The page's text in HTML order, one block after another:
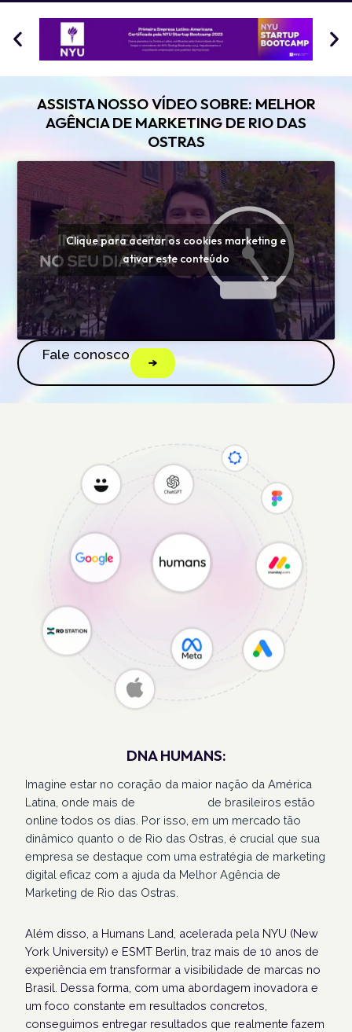
ASSISTA NOSSO VÍDEO SOBRE: MELHOR
AGÊNCIA DE MARKETING DE RIO DAS
OSTRAS
Clique para aceitar os cookies marketing e
ativar este conteúdo
Fale conosco
DNA HUMANS:
Imagine estar no coração da maior nação da América
Latina, onde mais de
de brasileiros estão
online todos os dias. Por isso, em um mercado tão
dinâmico quanto o de Rio das Ostras, é crucial que sua
empresa se destaque com uma estratégia de marketing
digital eficaz com a ajuda da Melhor Agência de
Marketing de Rio das Ostras.
Além disso, a Humans Land, acelerada pela NYU (New
York University) e ESMT Berlin, traz mais de 10 anos de
experiência em transformar a visibilidade de marcas no
Brasil. Dessa forma, com uma abordagem inovadora e
um foco constante em resultados concretos,
conseguimos entregar resultados que realmente fazem